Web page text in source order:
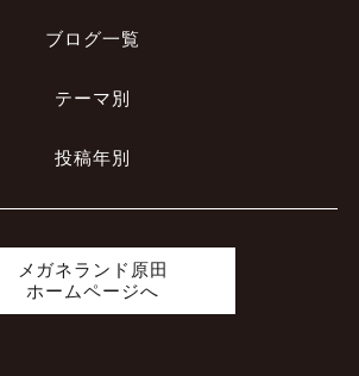
ブログ一覧
テーマ別
投稿年別
メガネランド原田
ホームページへ